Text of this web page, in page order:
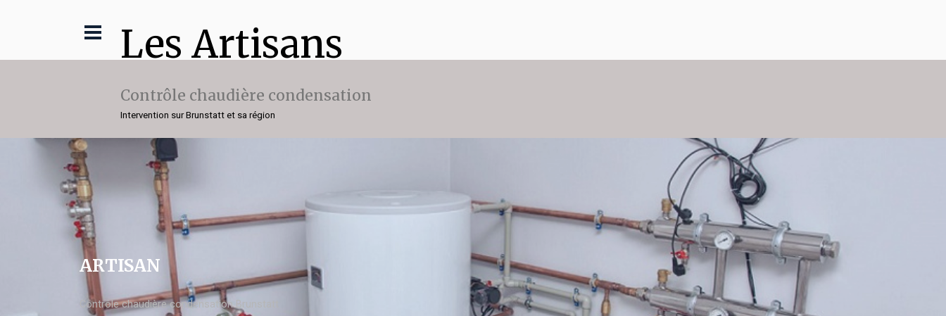
Les Artisans
Contrôle chaudière condensation
Intervention sur Brunstatt et sa région
ARTISAN
Contrôle chaudière condensation Brunstatt